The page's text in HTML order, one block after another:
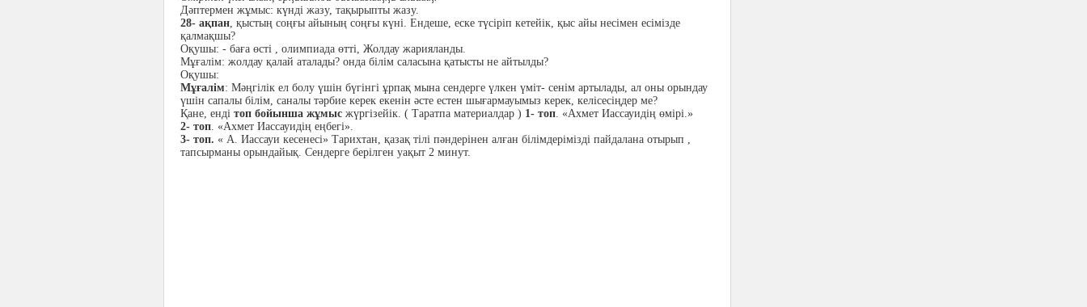
Дәптермен жұмыс: күнді жазу, тақырыпты жазу.
28- ақпан, қыстың соңғы айының соңғы күні. Ендеше, еске түсіріп кетейік, қыс айы несімен есімізде
қалмақшы?
Оқушы: - баға өсті , олимпиада өтті, Жолдау жарияланды.
Мұғалім: жолдау қалай аталады? онда білім саласына қатысты не айтылды?
Оқушы:
Мұғалім: Мәңгілік ел болу үшін бүгінгі ұрпақ мына сендерге үлкен үміт- сенім артылады, ал оны орындау
үшін сапалы білім, саналы тәрбие керек екенін әсте естен шығармауымыз керек, келісесіңдер ме?
Қане, енді топ бойынша жұмыс жүргізейік. ( Таратпа материалдар ) 1- топ. «Ахмет Иассауидің өмірі.»
2- топ. «Ахмет Иассауидің еңбегі».
3- топ. « А. Иассауи кесенесі» Тарихтан, қазақ тілі пәндерінен алған білімдерімізді пайдалана отырып ,
тапсырманы орындайық. Сендерге берілген уақыт 2 минут.